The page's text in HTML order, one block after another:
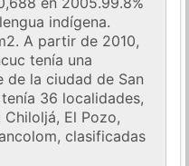
indígena.
A partir de 2010,
tenía una
de la ciudad de San
36 localidades,
El Pozo,
clasificadas